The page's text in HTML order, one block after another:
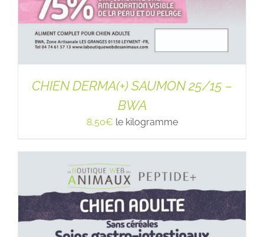
CHIEN DERMA(+) SAUMON 25/15 –
BWA
8,50€ le kilogramme